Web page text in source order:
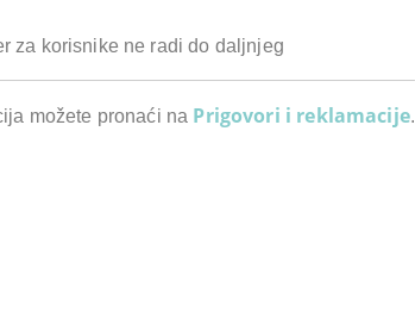
za korisnike ne radi do daljnjeg
možete pronaći na Prigovori i reklamacije.